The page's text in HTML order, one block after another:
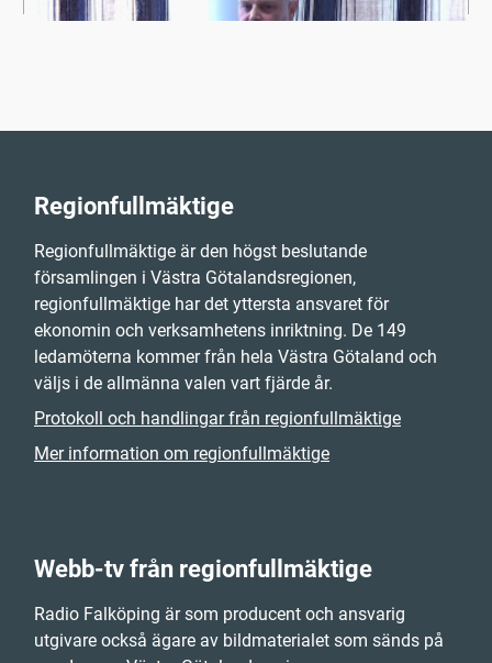
Regionfullmäktige
Regionfullmäktige är den högst beslutande
församlingen i Västra Götalandsregionen,
regionfullmäktige har det yttersta ansvaret för
ekonomin och verksamhetens inriktning. De 149
ledamöterna kommer från hela Västra Götaland och
väljs i de allmänna valen vart fjärde år.
Protokoll och handlingar från regionfullmäktige
Mer information om regionfullmäktige
Webb-tv från regionfullmäktige
Radio Falköping är som producent och ansvarig
utgivare också ägare av bildmaterialet som sänds på